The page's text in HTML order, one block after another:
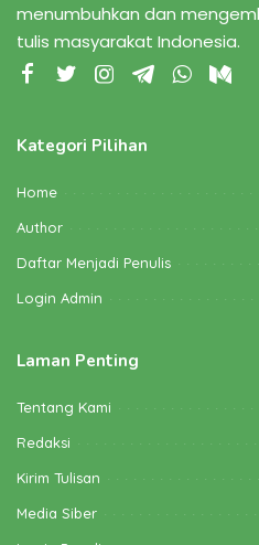
menumbuhkan dan
tulis masyarakat Indonesia.
Kategori Pilihan
Home
Author
Daftar Menjadi Penulis
Login Admin
Laman Penting
Tentang Kami
Redaksi
Kirim Tulisan
Media Siber